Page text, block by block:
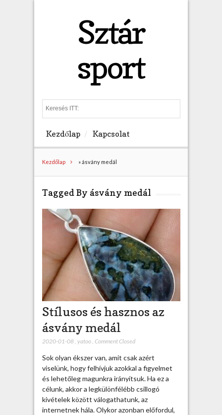
Sztár
sport
e
h
Kezdőlap Kapcsolat
Kezdőlap »ásvány medál
Tagged By ásvány medál
Stílusos és hasznos az
ásvány medál
2020-01-08, yatoo, Comment Closed
Sok olyan ékszer van, amit csak azért
viselünk, hogy felhívjuk azokkal a figyelmet
és lehetőleg magunkra irányítsuk. Ha ez a
célunk, akkor a legkülönfélébb csillogó
kivételek között válogathatunk, az
internetnek hála. Olykor azonban előfordul,